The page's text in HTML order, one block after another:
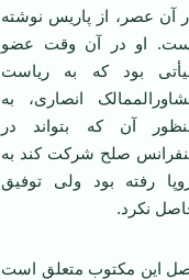
آن عصر، از پاریس نوشته
او در آن وقت عضو
بود که به ریاست
انصاری، به
آن که بتواند در
صلح شرکت کند به
رفته بود ولی توفیق
نکرد.
این مکتوب متعلق است